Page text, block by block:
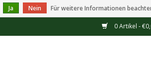
0 Artikel -
Ja Nein Für weitere Informationen